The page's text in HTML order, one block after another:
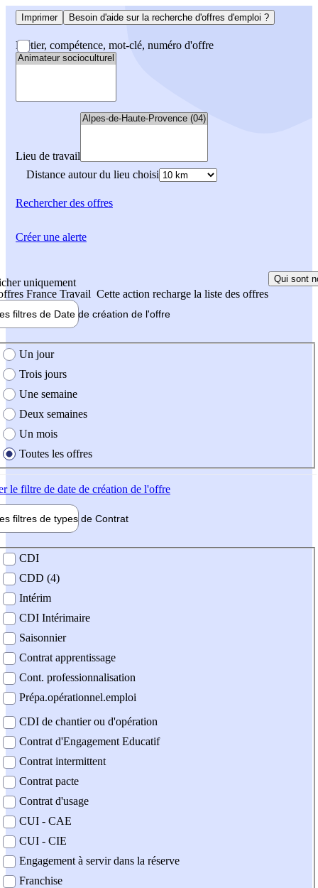
Imprimer Besoin d'aide sur la recherche d'offres d'emploi ?
Métier, compétence, mot-clé, numéro d'offre
Lieu de travail
Distance autour du lieu choisi
Rechercherdes offres
uniquement
France Travail Cette action recharge la liste des offres
Qui sont
filtres de Date de création de l'offre
création de l'offre
Un jour
Trois jours
Une semaine
Deux semaines
Un mois
Toutes les offres
le filtre de date de création de l'offre
filtres de types de Contrat
contrat
CDI
CDD (4)
Intérim
CDI Intérimaire
Saisonnier
Contrat apprentissage
Cont. professionnalisation
Prépa.opérationnel.emploi
CDI de chantier ou d'opération
Contrat d'Engagement Educatif
Contrat intermittent
Contrat pacte
Contrat d'usage
CUI - CAE
CUI - CIE
Engagement à servir dans la réserve
Franchise
Créer une alerte